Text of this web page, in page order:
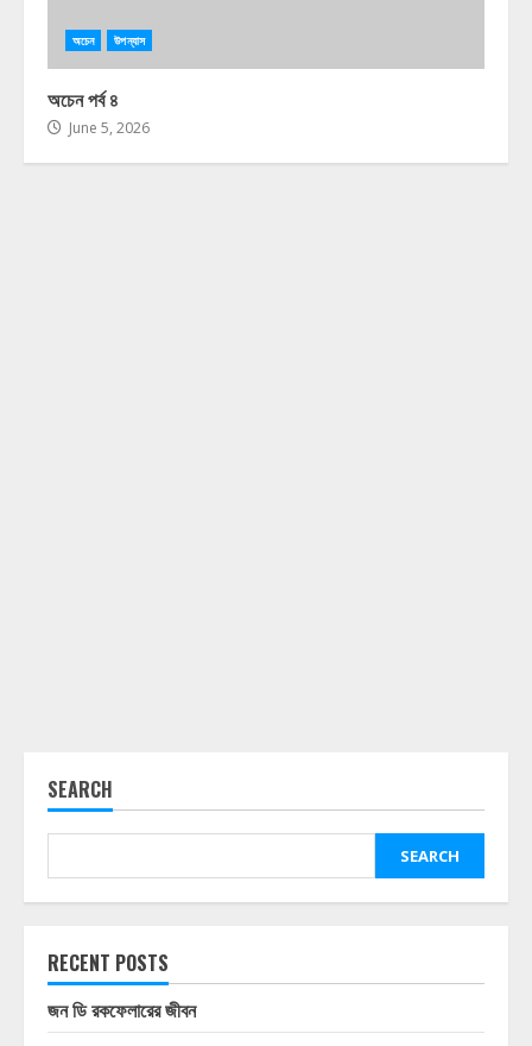
অচেন উপন্যাস
অচেন পর্ব ৪
June 5, 2026
SEARCH
SEARCH
RECENT POSTS
জন ডি রকফেলারের জীবন